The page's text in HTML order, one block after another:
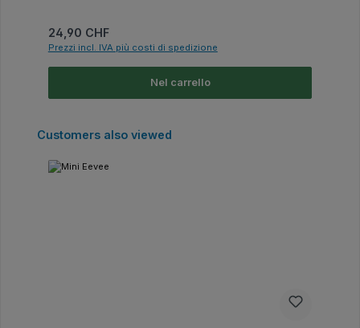
Prezzo normale:
24,90 CHF
Prezzi incl. IVA più costi di spedizione
Nel carrello
Salta la galleria dei prodotti
Customers also viewed